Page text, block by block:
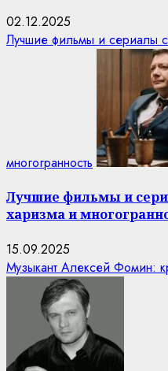
02.12.2025
Лучшие фильмы и сериалы
многогранность
Лучшие фильмы и
харизма и
15.09.2025
Музыкант Алексей Фомин: